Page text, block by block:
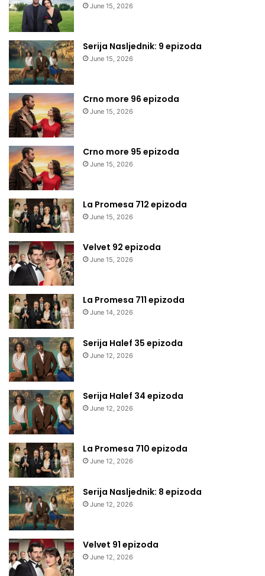
June 15, 2026
Serija Nasljednik: 9 epizoda
June 15, 2026
Crno more 96 epizoda
June 15, 2026
Crno more 95 epizoda
June 15, 2026
La Promesa 712 epizoda
June 15, 2026
Velvet 92 epizoda
June 15, 2026
La Promesa 711 epizoda
June 14, 2026
Serija Halef 35 epizoda
June 12, 2026
Serija Halef 34 epizoda
June 12, 2026
La Promesa 710 epizoda
June 12, 2026
Serija Nasljednik: 8 epizoda
June 12, 2026
Velvet 91 epizoda
June 12, 2026